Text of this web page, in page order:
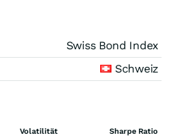
Swiss Bond Index
Schweiz
Volatilität Sharpe Ratio